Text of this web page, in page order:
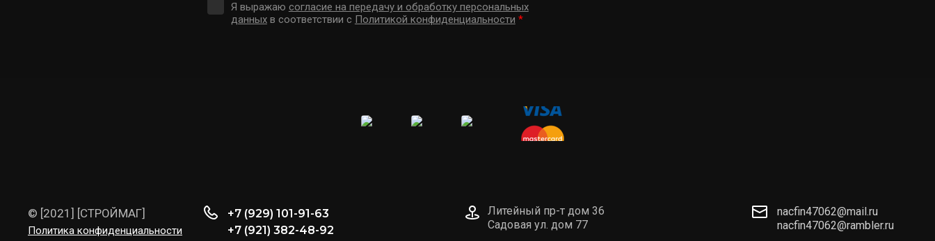
Я выражаю согласие на передачу и обработку персональных
данныхв соответствии с Политикой конфиденциальности *
© [2021] [СТРОЙМАГ]
Политика конфиденциальности
+7 (929) 101-91-63
+7 (921) 382-48-92
Литейный пр-т дом 36
Садовая ул. дом 77
nacfin47062@mail.ru
nacfin47062@rambler.ru